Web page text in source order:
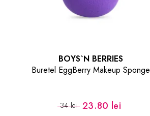
BOYS`N BERRIES
Buretel EggBerry Makeup Sponge
34 lei 23.80 lei